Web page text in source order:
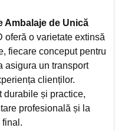
Ambalaje de Unică
oferă o varietate extinsă
fiecare conceput pentru
asigura un transport
clienților.
durabile și practice,
profesională și la
final.